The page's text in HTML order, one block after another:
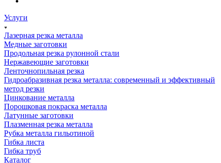
Услуги
Лазерная резка металла
Медные заготовки
Продольная резка рулонной стали
Нержавеющие заготовки
Ленточнопильная резка
Гидроабразивная резка металла: современный и эффективный
метод резки
Цинкование металла
Порошковая покраска металла
Латунные заготовки
Плазменная резка металла
Рубка металла гильотиной
Гибка листа
Гибка труб
Каталог